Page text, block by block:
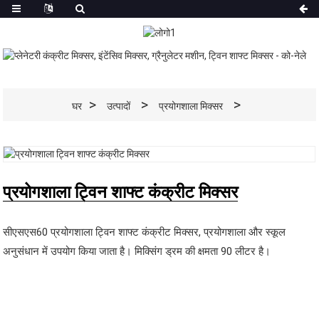
घर उत्पादों प्रयोगशाला मिक्सर
प्रयोगशाला ट्विन शाफ्ट कंक्रीट मिक्सर
सीएसएस60 प्रयोगशाला ट्विन शाफ्ट कंक्रीट मिक्सर, प्रयोगशाला और स्कूल
अनुसंधान में उपयोग किया जाता है। मिक्सिंग ड्रम की क्षमता 90 लीटर है।